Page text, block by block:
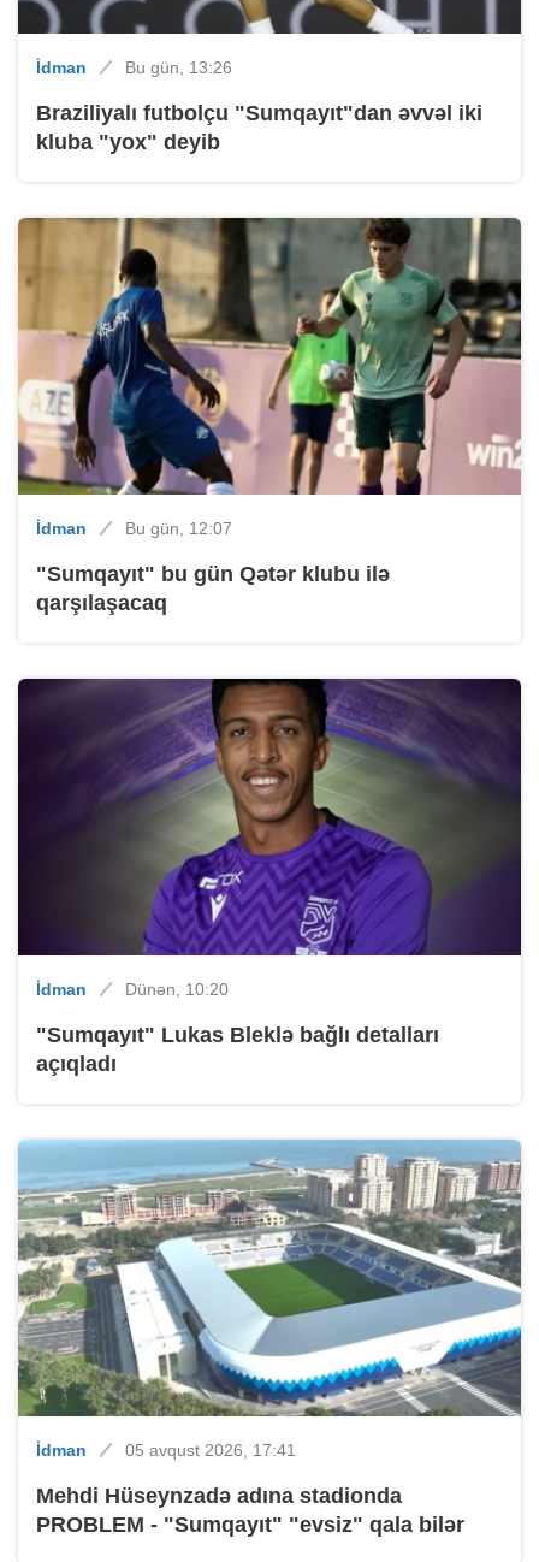
İdman Bu gün, 13:26
Braziliyalı futbolçu "Sumqayıt"dan əvvəl iki
kluba "yox" deyib
İdman Bu gün, 12:07
"Sumqayıt" bu gün Qətər klubu ilə
qarşılaşacaq
İdman Dünən, 10:20
"Sumqayıt" Lukas Bleklə bağlı detalları
açıqladı
İdman 05 avqust 2026, 17:41
Mehdi Hüseynzadə adına stadionda
PROBLEM - "Sumqayıt" "evsiz" qala bilər